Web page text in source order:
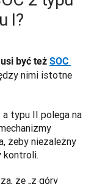
I?
być też SOC
nimi istotne
typu II polega na
żeby niezależny
kontroli.
że „z góry